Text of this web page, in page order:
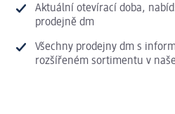
Aktuální otevírací doba,
prodejně dm
Všechny prodejny dm s
rozšířeném sortimentu v